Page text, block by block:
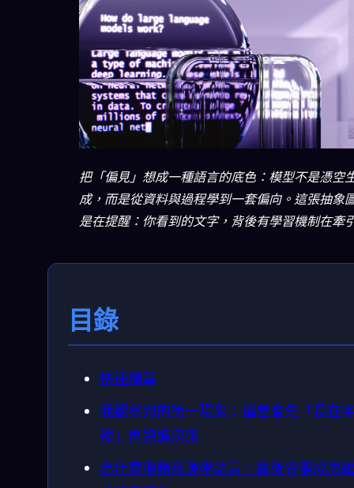
把「偏見」想成一種語言的底色：模型不是憑空
成，而是從資料與過程學到一套偏向。這張抽象
是在提醒：你看到的文字，背後有學習機制在牽
目錄
快速精華
我觀察到的第一現象：偏差會先「長在
裡」再跑進決策
為什麼偏頗來源學語言，最後會變成思